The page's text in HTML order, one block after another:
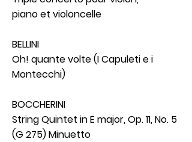
piano et violoncelle
BELLINI
Oh! quante volte (I Capuleti e i
Montecchi)
BOCCHERINI
String Quintet in E major, Op. 11, No. 5
(G 275) Minuetto